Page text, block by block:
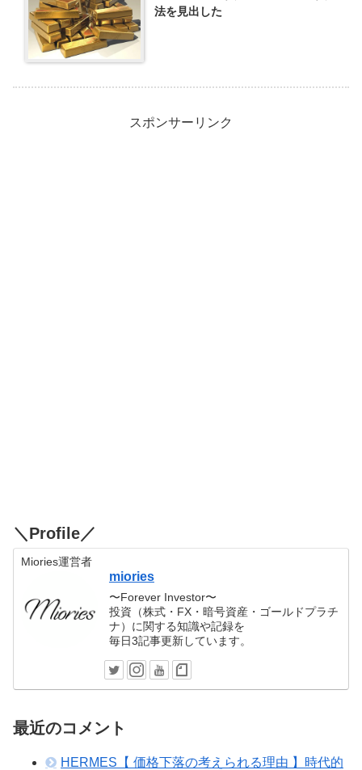
法を見出した
スポンサーリンク
＼Profile／
Miories運営者
miories
〜Forever Investor〜
投資（株式・FX・暗号資産・ゴールドプラチ
ナ）に関する知識や記録を
毎日3記事更新しています。
最近のコメント
HERMES【 価格下落の考えられる理由 】時代的